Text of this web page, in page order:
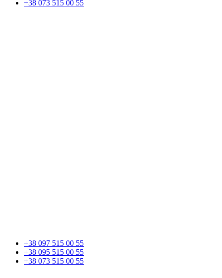
+38 073 515 00 55
+38 097 515 00 55
+38 095 515 00 55
+38 073 515 00 55